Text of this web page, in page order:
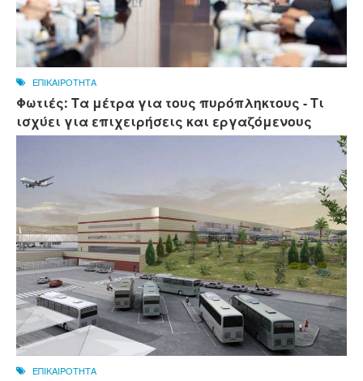
ΕΠΙΚΑΙΡΟΤΗΤΑ
Φωτιές: Τα μέτρα για τους πυρόπληκτους - Τι
ισχύει για επιχειρήσεις και εργαζόμενους
ΕΠΙΚΑΙΡΟΤΗΤΑ